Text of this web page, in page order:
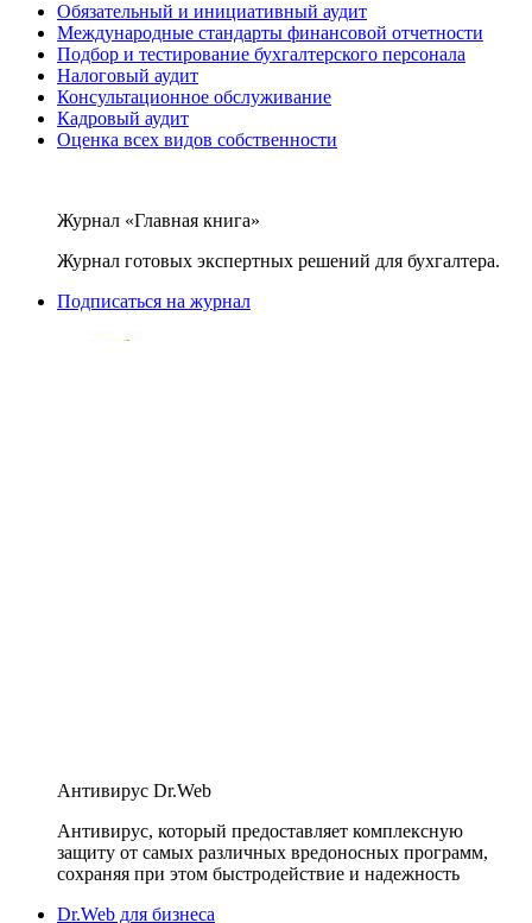
Обязательный и инициативный аудит
Международные стандарты финансовой отчетности
Подбор и тестирование бухгалтерского персонала
Налоговый аудит
Консультационное обслуживание
Кадровый аудит
Оценка всех видов собственности
Журнал «Главная книга»
Журнал готовых экспертных решений для бухгалтера.
Подписаться на журнал
Антивирус Dr.Web
Антивирус, который предоставляет комплексную
защиту от самых различных вредоносных программ,
сохраняя при этом быстродействие и надежность
Dr.Web для бизнеса